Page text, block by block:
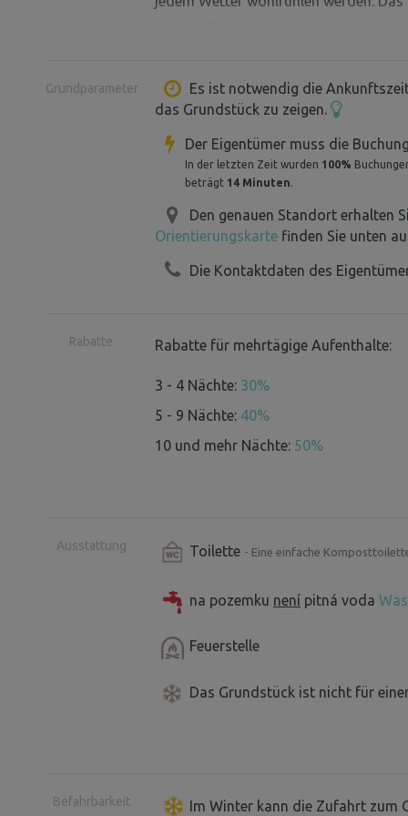
Neu im Jahr 2026 ist die Aufstellung
was den Komfort Ihres Aufenthalts
bei Feuchtigkeit als auch wegen des
vorteilhaft). Gleichzeitig wird es
Die Rasenfläche vor dem Zelt wird
Beispiel Cricket spielen (Ausrüstung im
sowie eine Zisterne mit
für Sie bereit, und zu den
Am schönsten sind in Šévách die
die Ihren Aufenthalt angenehmer
beobachten. Nach Absprache können
Familienbauernhof kaufen.
Die Lage ist insgesamt sehr ruhig.
Grundparameter
Es ist notwendig die
das Grundstück zu zeigen.
Der Eigentümer muss die
In der letzten Zeit wurden 100%
beträgt 14 Minuten.
Den genauen Standort erhalten
Orientierungskarte finden Sie unten
Die Kontaktdaten des
Rabatte Rabatte für mehrtägige Aufenthalte:
3 - 4 Nächte: 30%
5 - 9 Nächte: 40%
10 und mehr Nächte: 50%
Ausstattung Toilette - Eine einfache
na pozemku není pitná voda
Feuerstelle
Das Grundstück ist nicht für
Befahrbarkeit Im Winter kann die Zufahrt zum